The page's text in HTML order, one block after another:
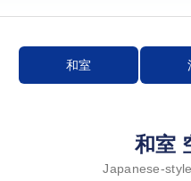
和室
和室
Japanese-